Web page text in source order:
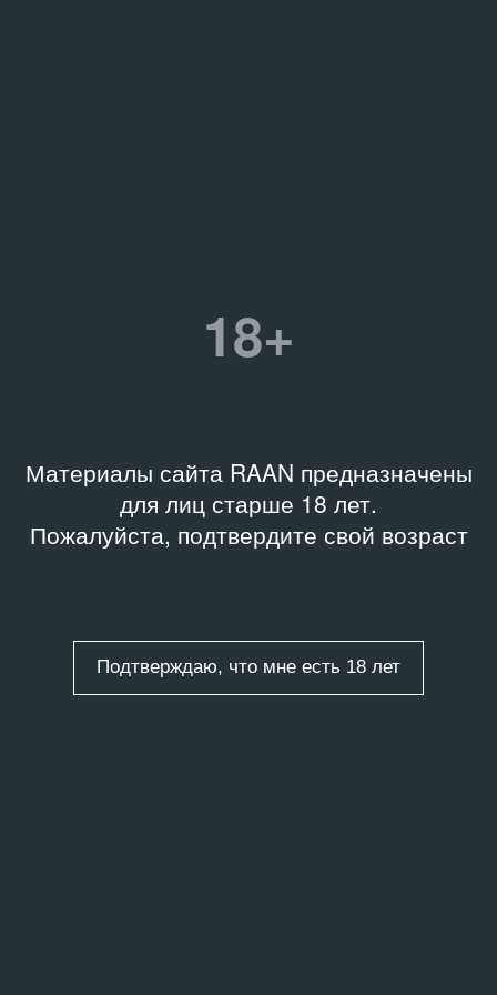
18+
Материалы сайта RAAN предназначены
для лиц старше 18 лет.
Пожалуйста, подтвердите свой возраст
Подтверждаю, что мне есть 18 лет